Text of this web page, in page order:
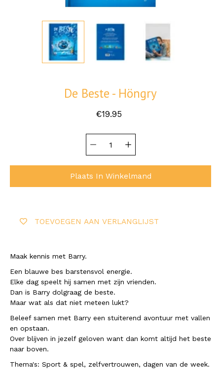
De Beste - Höngry
€19.95
variant
selector
Plaats In Winkelmand
TOEVOEGEN AAN VERLANGLIJST
Maak kennis met Barry.
Een blauwe bes barstensvol energie.
Elke dag speelt hij samen met zijn vrienden.
Dan is Barry dolgraag de beste.
Maar wat als dat niet meteen lukt?
Beleef samen met Barry een stuiterend avontuur met vallen
en opstaan.
Over blijven in jezelf geloven want dan komt altijd het beste
naar boven.
Thema's: Sport & spel, zelfvertrouwen, dagen van de week.